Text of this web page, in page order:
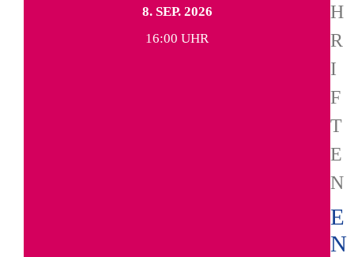
8. SEP. 2026
16:00 UHR
E
N
H
R
I
F
T
E
N